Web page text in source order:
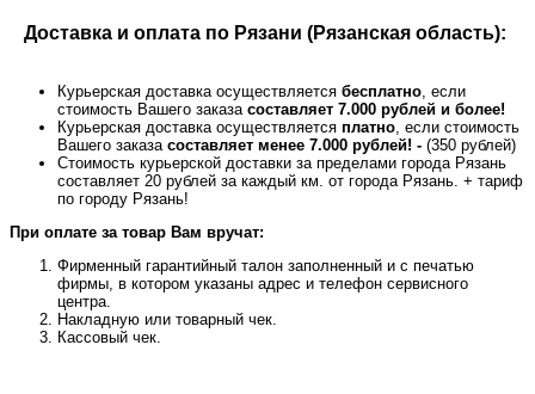
Доставка и оплата по Рязани (Рязанская область):
Курьерская доставка осуществляется бесплатно , если
стоимость Вашего заказа составляет 7.000 рублей и более!
Курьерская доставка осуществляется платно , если стоимость
Вашего заказа составляет менее 7.000 рублей! - (350 рублей)
Стоимость курьерской доставки за пределами города Рязань
составляет 20 рублей за каждый км. от города Рязань. + тариф
по городу Рязань!
При оплате за товар Вам вручат:
Фирменный гарантийный талон заполненный и с печатью
фирмы, в котором указаны адрес и телефон сервисного
центра.
Накладную или товарный чек.
Кассовый чек.